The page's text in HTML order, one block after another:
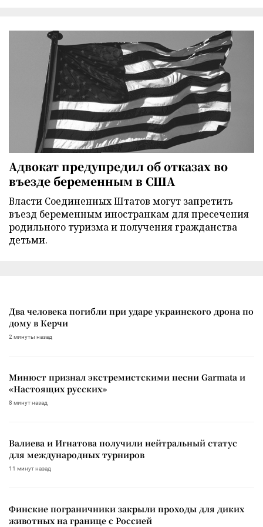
Адвокат предупредил об отказах во
въезде беременным в США
Власти Соединенных Штатов могут запретить
въезд беременным иностранкам для пресечения
родильного туризма и получения гражданства
детьми.
Два человека погибли при ударе украинского дрона по
дому в Керчи
2 минуты назад
Минюст признал экстремистскими песни Garmata и
«Настоящих русских»
8 минут назад
Валиева и Игнатова получили нейтральный статус
для международных турниров
11 минут назад
Финские пограничники закрыли проходы для диких
животных на границе с Россией